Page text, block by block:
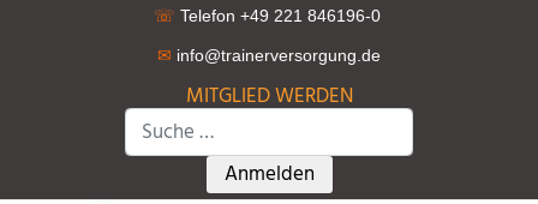
☏ Telefon +49 221 846196-0
✉ info@trainerversorgung.de
MITGLIED WERDEN
Suchen
Type 2 or more characters for
Anmelden